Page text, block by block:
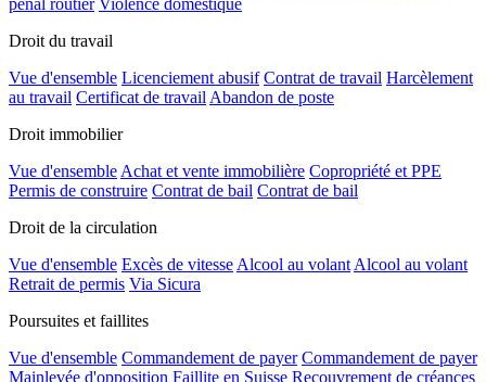
pénal routier Violence domestique
Droit du travail
Vue d'ensemble Licenciement abusif Contrat de travail Harcèlement
au travail Certificat de travail Abandon de poste
Droit immobilier
Vue d'ensemble Achat et vente immobilière Copropriété et PPE
Permis de construire Contrat de bail Contrat de bail
Droit de la circulation
Vue d'ensemble Excès de vitesse Alcool au volant Alcool au volant
Retrait de permis Via Sicura
Poursuites et faillites
Vue d'ensemble Commandement de payer Commandement de payer
Mainlevée d'opposition Faillite en Suisse Recouvrement de créances